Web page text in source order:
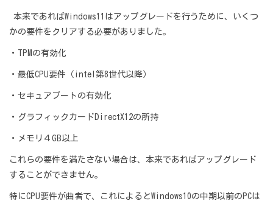
本来であればWindows11はアップグレードを行うために、いくつ
かの要件をクリアする必要がありました。
・TPMの有効化
・最低CPU要件（intel第8世代以降）
・セキュアブートの有効化
・グラフィックカードDirectX12の所持
・メモリ４GB以上
これらの要件を満たさない場合は、本来であればアップグレード
することができません。
特にCPU要件が曲者で、これによるとWindows10の中期以前のPCは